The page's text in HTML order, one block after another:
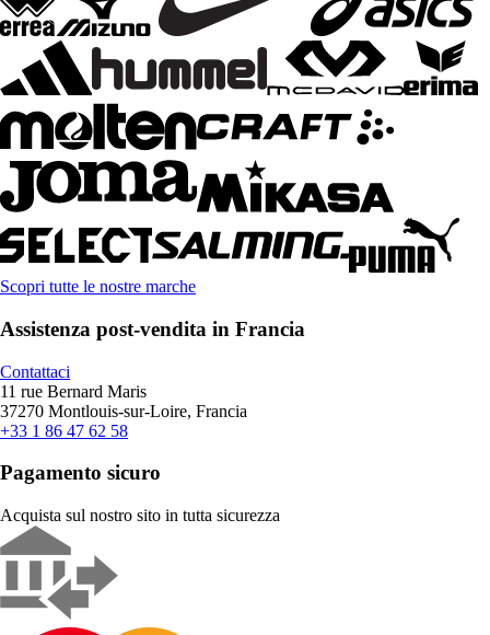
Scopri tutte le nostre marche
Assistenza post-vendita in Francia
Contattaci
11 rue Bernard Maris
37270 Montlouis-sur-Loire, Francia
+33 1 86 47 62 58
Pagamento sicuro
Acquista sul nostro sito in tutta sicurezza